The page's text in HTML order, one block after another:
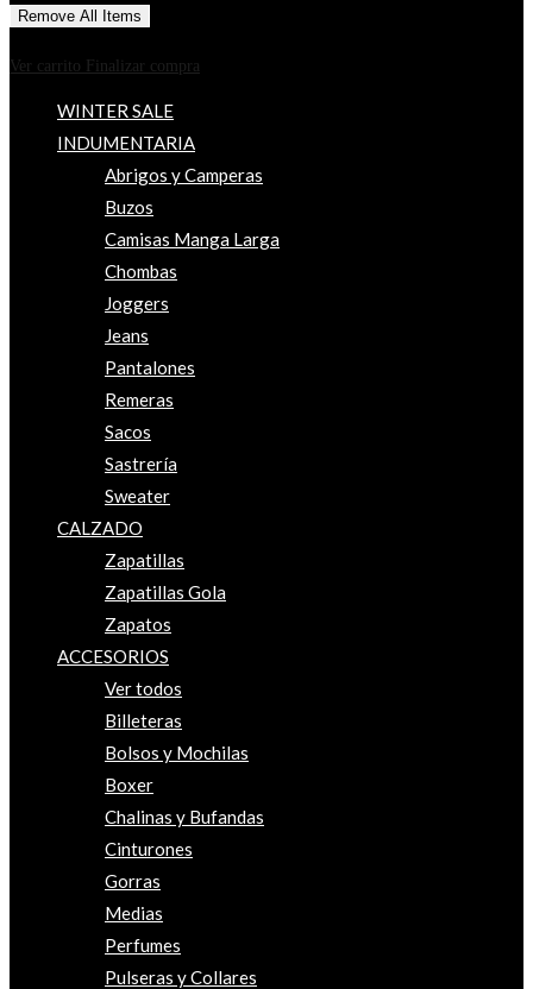
Remove All Items
Ver carrito
Finalizar compra
WINTER SALE
INDUMENTARIA
Abrigos y Camperas
Buzos
Camisas Manga Larga
Chombas
Joggers
Jeans
Pantalones
Remeras
Sacos
Sastrería
Sweater
CALZADO
Zapatillas
Zapatillas Gola
Zapatos
ACCESORIOS
Ver todos
Billeteras
Bolsos y Mochilas
Boxer
Chalinas y Bufandas
Cinturones
Gorras
Medias
Perfumes
Pulseras y Collares